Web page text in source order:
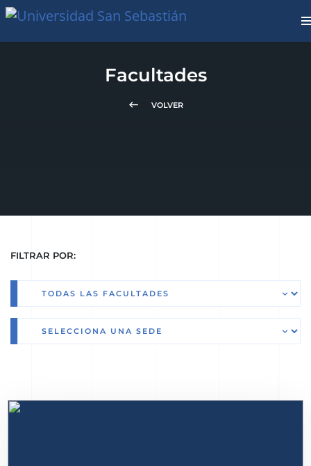
Facultades
keyboard_backspace VOLVER
FILTRAR POR: